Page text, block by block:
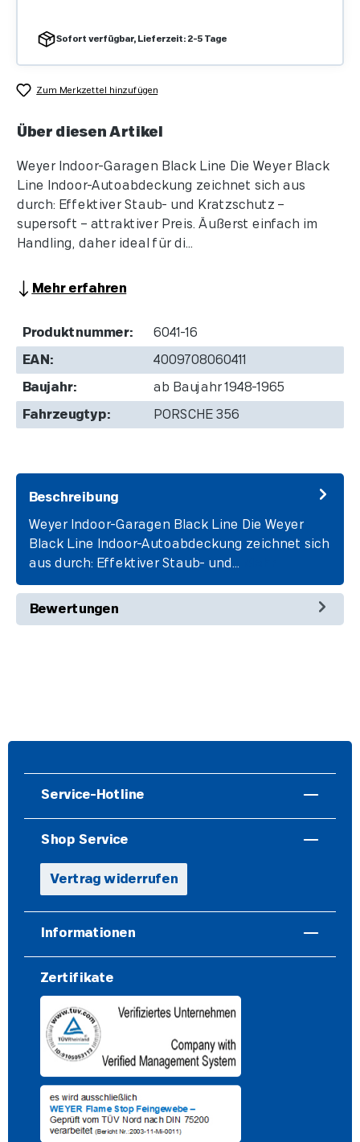
Sofort verfügbar, Lieferzeit: 2-5 Tage
Zum Merkzettel hinzufügen
Über diesen Artikel
Weyer Indoor-Garagen Black Line Die Weyer Black
Line Indoor-Autoabdeckung zeichnet sich aus
durch: Effektiver Staub- und Kratzschutz –
supersoft – attraktiver Preis. Äußerst einfach im
Handling, daher ideal für di...
Mehr erfahren
Produktnummer: 6041-16
EAN: 4009708060411
Baujahr: ab Baujahr 1948-1965
Fahrzeugtyp: PORSCHE 356
Beschreibung
Weyer Indoor-Garagen Black Line Die Weyer
Black Line Indoor-Autoabdeckung zeichnet sich
aus durch: Effektiver Staub- und…
Bewertungen
Service-Hotline
Shop Service
Vertrag widerrufen
Informationen
Zertifikate